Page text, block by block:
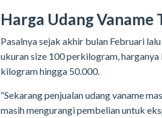
Harga Udang Vaname
Pasalnya sejak akhir bulan Februari
ukuran size 100 perkilogram, harganya
kilogram hingga 50.000.
“Sekarang penjualan udang vaname
masih mengurangi pembelian untuk